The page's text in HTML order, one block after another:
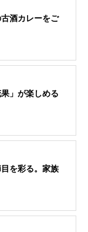
酒カレーをご
」が楽しめる
を彩る。家族